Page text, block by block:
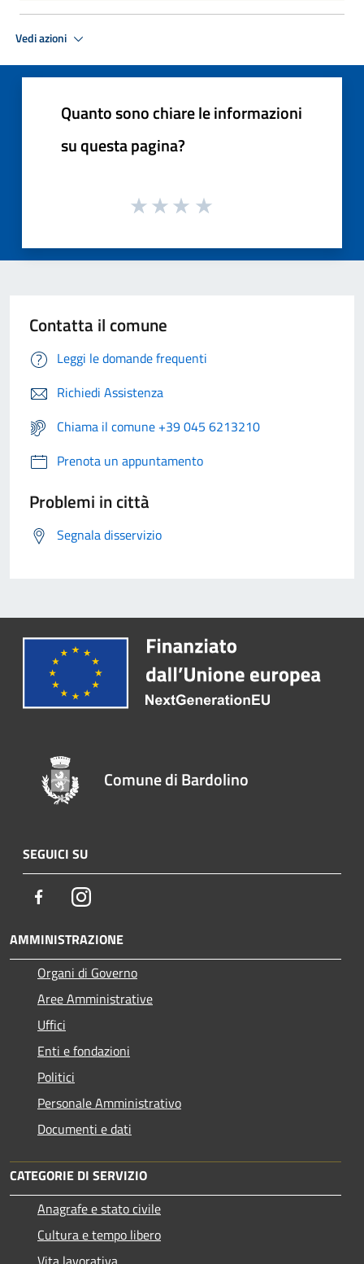
Vedi azioni
Quanto sono chiare le informazioni
su questa pagina?
Contatta il comune
Leggi le domande frequenti
Richiedi Assistenza
Chiama il comune +39 045 6213210
Prenota un appuntamento
Problemi in città
Segnala disservizio
Comune di Bardolino
SEGUICI SU
FacebookInstagram
AMMINISTRAZIONE
Organi di Governo
Aree Amministrative
Uffici
Enti e fondazioni
Politici
Personale Amministrativo
Documenti e dati
CATEGORIE DI SERVIZIO
Anagrafe e stato civile
Cultura e tempo libero